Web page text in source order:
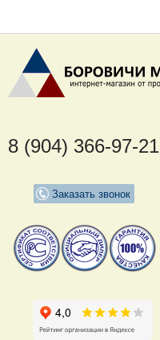
8 (904) 366-97-21
Заказать звонок